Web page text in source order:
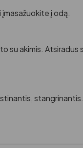
įmasažuokite į odą.
su akimis.
stangrinantis.